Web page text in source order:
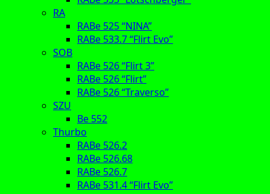
RA
RABe 525 “NINA”
RABe 533.7 “Flirt Evo”
SOB
RABe 526 “Flirt 3”
RABe 526 “Flirt”
RABe 526 “Traverso”
SZU
Be 552
Thurbo
RABe 526.2
RABe 526.68
RABe 526.7
RABe 531.4 “Flirt Evo”